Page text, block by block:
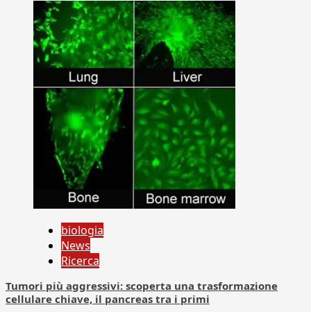
biologia
News
Ricerca
Tumori più aggressivi: scoperta una trasformazione
cellulare chiave, il pancreas tra i primi